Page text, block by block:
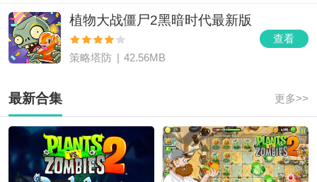
查看
植物大战僵尸2黑暗时代最新版
策略塔防 | 42.56MB
最新合集 更多>>